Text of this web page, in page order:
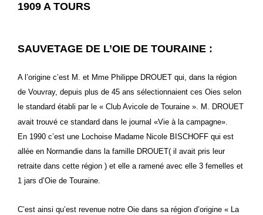
1909 A TOURS
SAUVETAGE DE L’OIE DE TOURAINE :
A l’origine c’est M. et Mme Philippe DROUET qui, dans la région
de Vouvray, depuis plus de 45 ans sélectionnaient ces Oies selon
le standard établi par le « Club Avicole de Touraine ». M. DROUET
avait trouvé ce standard dans le journal «Vie à la campagne».
En 1990 c’est une Lochoise Madame Nicole BISCHOFF qui est
allée en Normandie dans la famille DROUET( il avait pris leur
retraite dans cette région ) et elle a ramené avec elle 3 femelles et
1 jars d’Oie de Touraine.
C’est ainsi qu’est revenue notre Oie dans sa région d’origine « La